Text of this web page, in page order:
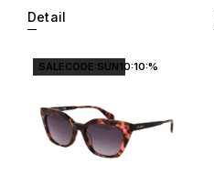
Detail
SALECODE:SUN10:10:%